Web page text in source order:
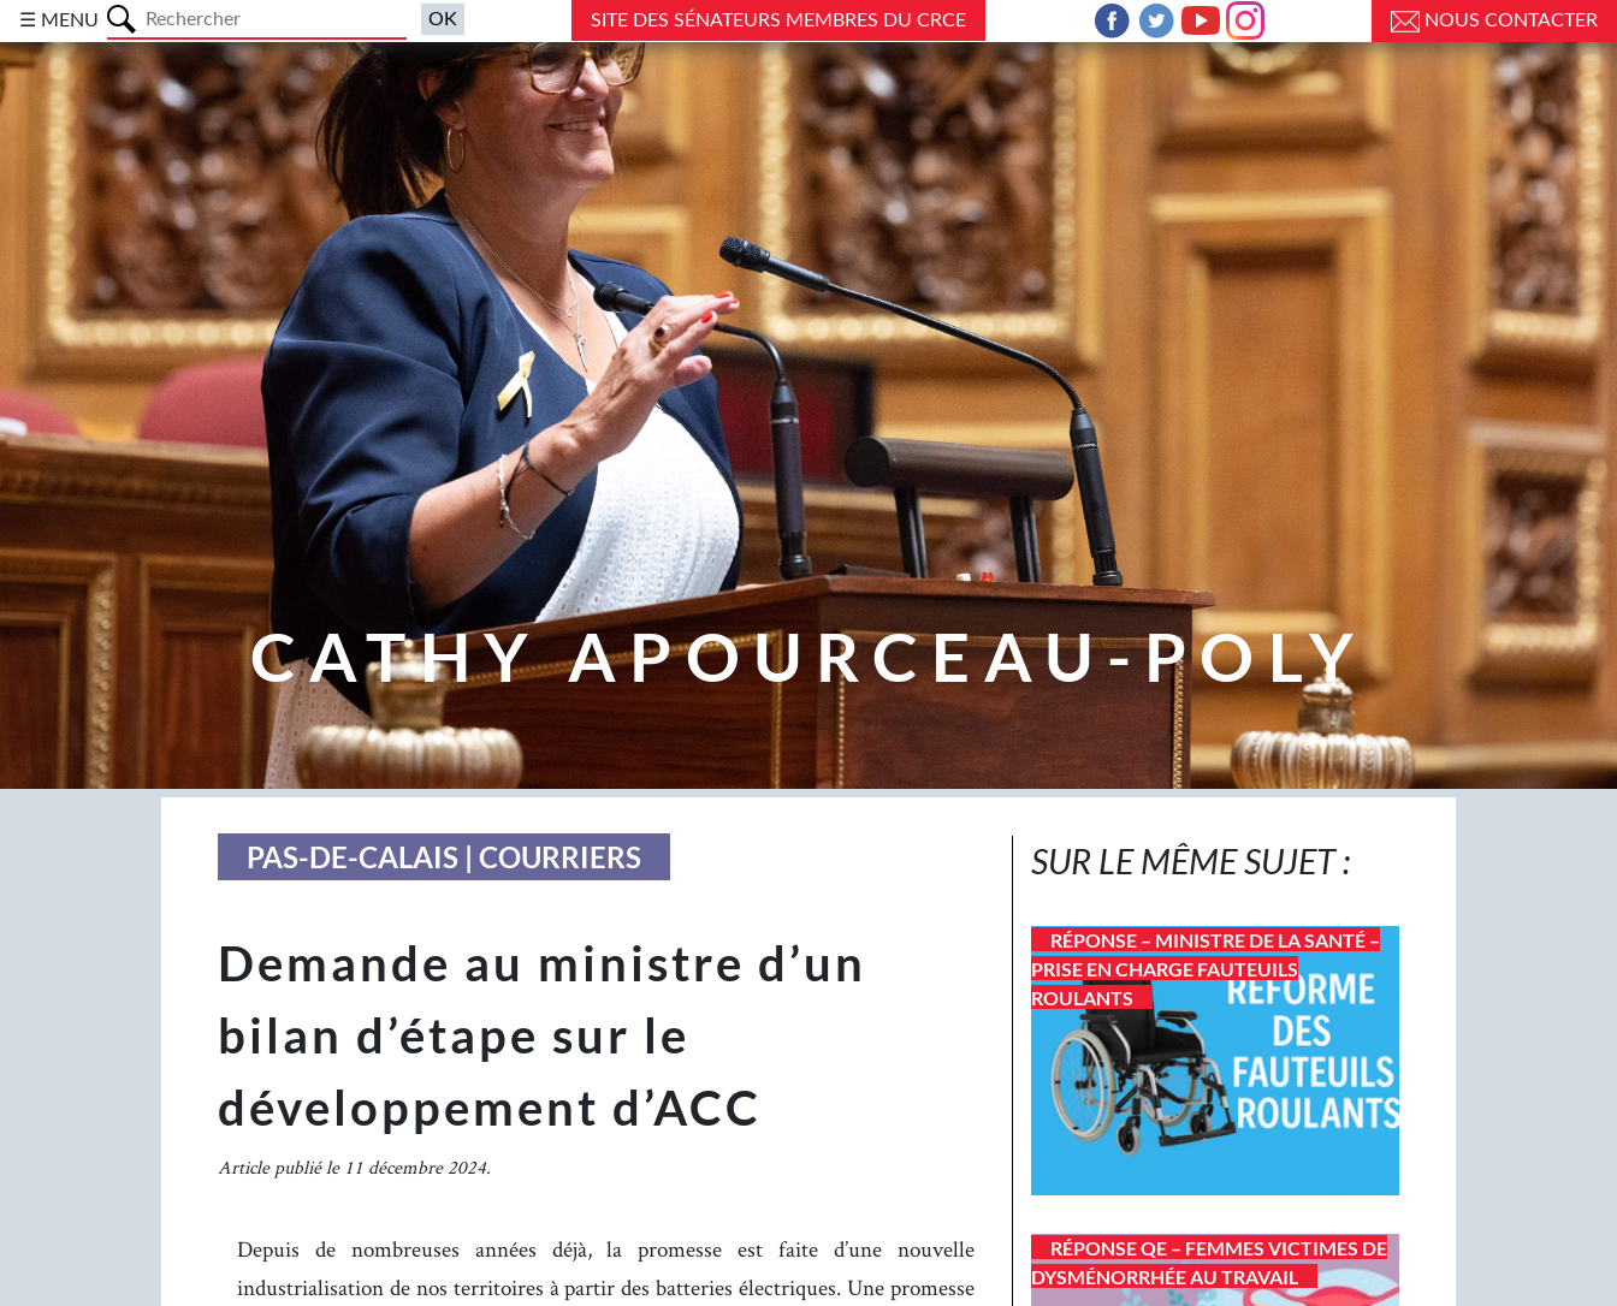
☰ MENU SITE DES SÉNATEURS MEMBRES DU CRCE NOUS CONTACTER
CATHY APOURCEAU-POLY
PAS-DE-CALAIS | COURRIERS
Demande au ministre d’un
bilan d’étape sur le
développement d’ACC
Article publié le 11 décembre 2024.
Depuis de nombreuses années déjà, la promesse est faite d’une nouvelle
industrialisation de nos territoires à partir des batteries électriques. Une promesse
SUR LE MÊME SUJET :
RÉPONSE – MINISTRE DE LA SANTÉ –
PRISE EN CHARGE FAUTEUILS
ROULANTS
RÉPONSE QE – FEMMES VICTIMES DE
DYSMÉNORRHÉE AU TRAVAIL